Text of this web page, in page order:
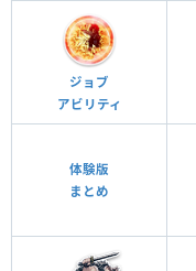
ジョブ
アビリティ
体験版
まとめ